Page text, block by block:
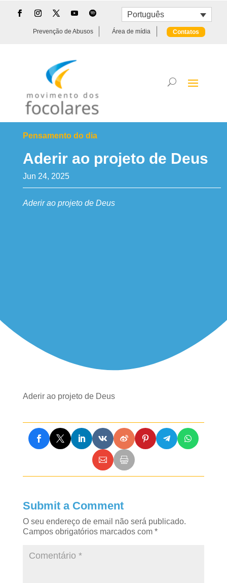
Português
Prevenção de Abusos Área de mídia Contatos
Pensamento do dia
Aderir ao projeto de Deus
Jun 24, 2025
Aderir ao projeto de Deus
Aderir ao projeto de Deus
Submit a Comment
O seu endereço de email não será publicado.
Campos obrigatórios marcados com *